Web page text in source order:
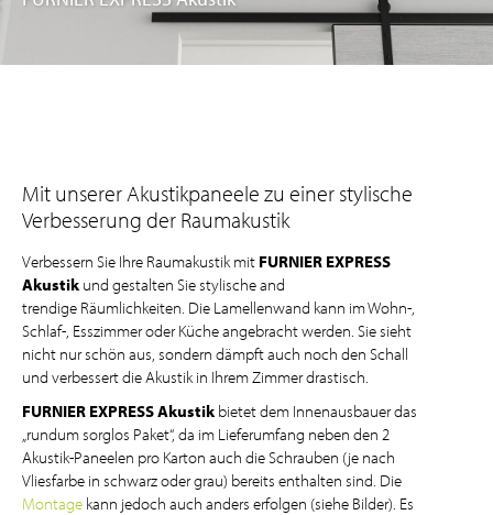
Mit unserer Akustikpaneele zu einer stylische
Verbesserung der Raumakustik
Verbessern Sie Ihre Raumakustik mit FURNIER EXPRESS
Akustikund gestalten Sie stylische and
trendige Räumlichkeiten. Die Lamellenwand kann im Wohn-,
Schlaf-, Esszimmer oder Küche angebracht werden. Sie sieht
nicht nur schön aus, sondern dämpft auch noch den Schall
und verbessert die Akustik in Ihrem Zimmer drastisch.
FURNIER EXPRESS Akustikbietet dem Innenausbauer das
„rundum sorglos Paket“, da im Lieferumfang neben den 2
Akustik-Paneelen pro Karton auch die Schrauben (je nach
Vliesfarbe in schwarz oder grau) bereits enthalten sind. Die
Montage kann jedoch auch anders erfolgen (siehe Bilder). Es